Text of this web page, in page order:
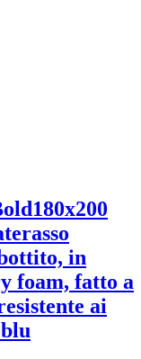
180x200
in
foam, fatto a
ai